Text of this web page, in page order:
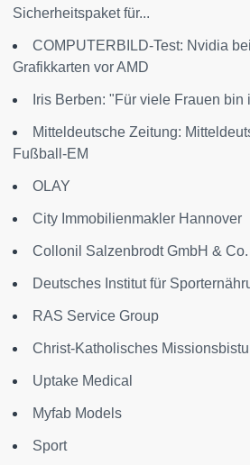
Sicherheitspaket für...
COMPUTERBILD-Test: Nvidia
Grafikkarten vor AMD
Iris Berben: "Für viele Frauen bin
Mitteldeutsche Zeitung:
Fußball-EM
OLAY
City Immobilienmakler Hannover
Collonil Salzenbrodt GmbH &
Deutsches Institut für
RAS Service Group
Christ-Katholisches
Uptake Medical
Myfab Models
Sport